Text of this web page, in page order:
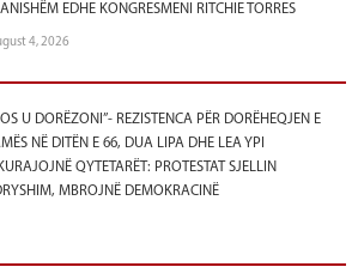
EDHE KONGRESMENI RITCHIE TORRES
4, 2026
U DORËZONI”- REZISTENCA PËR DORËHEQJEN E
NË DITËN E 66, DUA LIPA DHE LEA YPI
QYTETARËT: PROTESTAT SJELLIN
MBROJNË DEMOKRACINË